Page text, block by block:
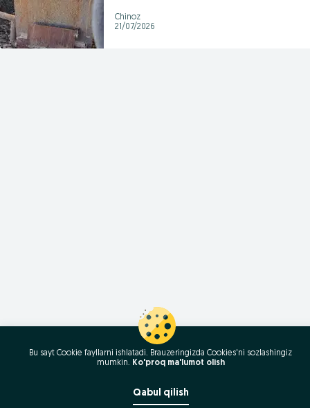
Chinoz
21/07/2026
Bu sayt Cookie fayllarni ishlatadi. Brauzeringizda Cookies'ni sozlashingiz
mumkin. Ko'proq ma'lumot olish
Qabul qilish